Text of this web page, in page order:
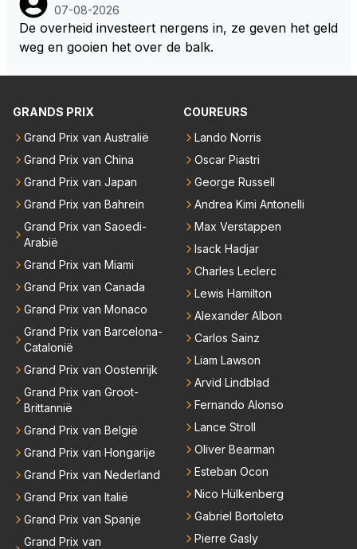
maar ik snap nog beter dat Max voor zichzelf geen
enkele deur wil dichtgooien, zeker niet met deze "tr
ut" auto's. Als laatste denk ik dat Max donders goed
weet hoe bij andere teams de hazen lopen en wat hij
roen is hoef je hem niet te vertellen.
aakt hoe deze standpunten c.q. opvattingen zijn ver
deeld. Ik bedoel, hoeveel coureurs, 2, 8 of meer? E
n hoeveel en welke teams? De coureurs hebben er
deel. Oh ja, welke? Het enige dat concreet is, is de m
oor lastig om de juiste context te bepalen. Maar welli
cht volgt deze informatie nog in de nabije toekomst?
07-08-2026
De overheid investeert nergens in, ze geven het geld
weg en gooien het over de balk.
GRANDS PRIX
Grand Prix van Australië
Grand Prix van China
Grand Prix van Japan
Grand Prix van Bahrein
Grand Prix van Saoedi-
Arabië
Grand Prix van Miami
Grand Prix van Canada
Grand Prix van Monaco
Grand Prix van Barcelona-
Catalonië
Grand Prix van Oostenrijk
Grand Prix van Groot-
Brittannië
Grand Prix van België
Grand Prix van Hongarije
Grand Prix van Nederland
Grand Prix van Italië
Grand Prix van Spanje
Grand Prix van
COUREURS
Lando Norris
Oscar Piastri
George Russell
Andrea Kimi Antonelli
Max Verstappen
Isack Hadjar
Charles Leclerc
Lewis Hamilton
Alexander Albon
Carlos Sainz
Liam Lawson
Arvid Lindblad
Fernando Alonso
Lance Stroll
Oliver Bearman
Esteban Ocon
Nico Hülkenberg
Gabriel Bortoleto
Pierre Gasly